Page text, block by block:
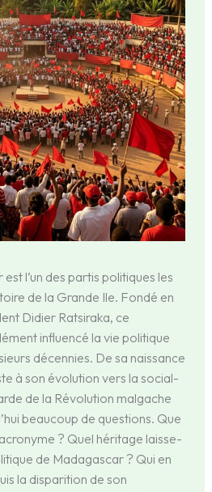
l’un des partis politiques les
de la Grande Ile. Fondé en
Didier Ratsiraka, ce
influencé la vie politique
décennies. De sa naissance
à son évolution vers la social-
de la Révolution malgache
beaucoup de questions. Que
? Quel héritage laisse-
de Madagascar ? Qui en
la disparition de son